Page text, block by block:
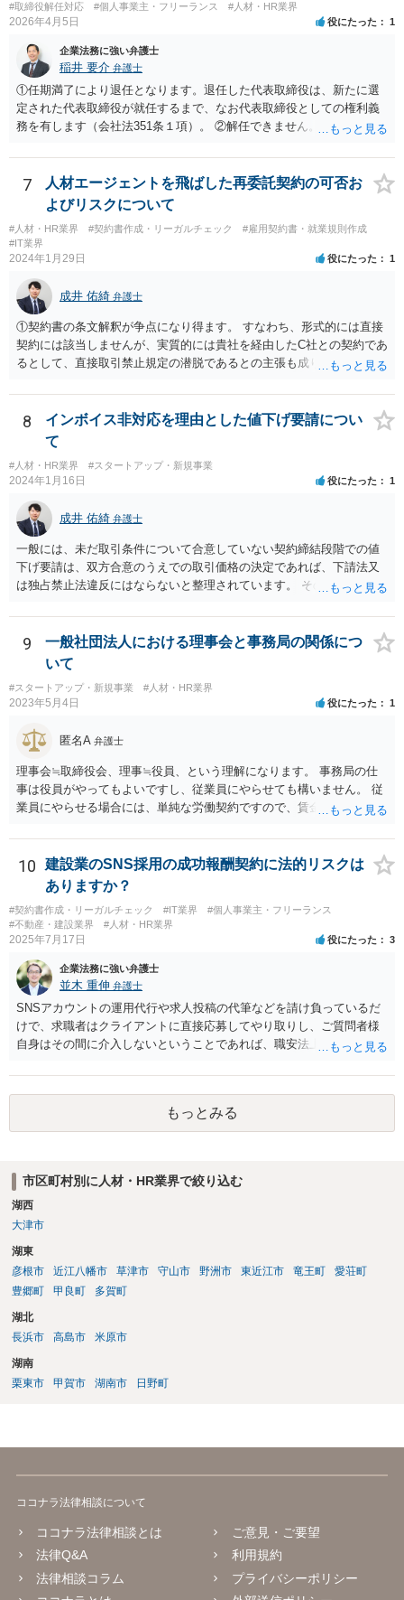
#取締役解任対応 #個人事業主・フリーランス #人材・HR業界
2026年4月5日 役にたった 1
企業法務に強い弁護士
稲井 要介 弁護士
①任期満了により退任となります。退任した代表取締役は、新たに選
定された代表取締役が就任するまで、なお代表取締役としての権利義
務を有します（会社法351条１項）。 ②解任できません。 ③金融機関
可能性があります。また、権利義務代表取締役であっても、第三者か
ら損害賠償請求を受けるリスクがあります（会社法429条１項）。
7
人材エージェントを飛ばした再委託契約の可否お
よびリスクについて
#人材・HR業界 #契約書作成・リーガルチェック
#雇用契約書・就業規則作成
#IT業界
2024年1月29日 役にたった 1
成井 佑綺 弁護士
①契約書の条文解釈が争点になり得ます。 すなわち、形式的には直接
契約には該当しませんが、実質的には貴社を経由したC社との契約であ
るとして、直接取引禁止規定の潜脱であるとの主張も成り立ち得るも
請求を受ける）可能性もあります。 基本的には、A、B社間で覚書を締
結するなど話をまとめていただいた方が宜しいかと存じます。 ②本掲
示板は法律相談に関する掲示板となりますので、法的な観点に限定し
と考えられます。 もっとも、貴社がスキームの決定をA社と共同して
行った場合、A社から事後的に違約金の一部について求償請求を受ける
可能性も否定はできません。 そのため、仮に当該スキームを実施する
にしても、A社に上記リスク（違約金を請求されるリスク）を負担して
貰える状況かというところも一つのポイントになろうかと存じます。
8
インボイス非対応を理由とした値下げ要請につい
て
#人材・HR業界 #スタートアップ・新規事業
2024年1月16日 役にたった 1
成井 佑綺 弁護士
一般には、未だ取引条件について合意していない契約締結段階での値
下げ要請は、双方合意のうえでの取引価格の決定であれば、下請法又
は独占禁止法違反にはならないと整理されています。 そのため、先方
（以下「差額」。本来仕入先が負担すべき部分。）について、契約締
結交渉の段階で減額要請をすること自体は直ちにこれらの法律に違反
するものではないと思われます。 一方で、諸経費等に照らし著しく低
４条第１項第５号）違反や優越的地位の濫用として独占禁止法違反と
なる可能性もありますので、ベースとしては、上記の差額を念頭に置
き、その他仕入れや諸経費の支払なども加味して、価格交渉を行うと
良いでしょう。 参考：公正取引委員会「免税事業者及びその取引先の
インボイス制度への対応に関するQ&A」 https://www.jftc.go.jp/dk/guid
eline/unyoukijun/invoice_qanda.html
9
一般社団法人における理事会と事務局の関係につ
いて
#スタートアップ・新規事業 #人材・HR業界
2023年5月4日 役にたった 1
匿名A 弁護士
理事会≒取締役会、理事≒役員、という理解になります。 事務局の仕
事は役員がやってもよいですし、従業員にやらせても構いません。 従
業員にやらせる場合には、単純な労働契約ですので、賃金や労働条件
の同意があれば可能ですが、会社に例えると従業員をすべて取締役に
するようなものなので、望ましいかどうかは検討が必要です。
10
建設業のSNS採用の成功報酬契約に法的リスクは
ありますか？
#契約書作成・リーガルチェック #IT業界
#個人事業主・フリーランス
#不動産・建設業界
#人材・HR業界
2025年7月17日 役にたった 3
企業法務に強い弁護士
並木 重伸 弁護士
SNSアカウントの運用代行や求人投稿の代筆などを請け負っているだ
けで、求職者はクライアントに直接応募してやり取りし、ご質問者様
自身はその間に介入しないということであれば、職安法上の「募集情
られます。 求職者の情報を収集する場合は「特定募集情報等提供事
業」に該当して届出が必要になりますが、ご質問内容を見る限りそれ
にも該当しないと思われます。もっとみる
市区町村別に人材・HR業界で絞り込む
湖西
大津市
湖東
彦根市
近江八幡市 草津市 守山市 野洲市 東近江市 竜王町
愛荘町
豊郷町
甲良町 多賀町
湖北
長浜市
高島市 米原市
湖南
栗東市
甲賀市 湖南市 日野町
ココナラ法律相談について
ココナラ法律相談とは
法律Q&A
法律相談コラム
ご意見・ご要望
利用規約
プライバシーポリシー